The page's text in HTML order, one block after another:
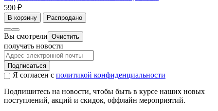
590 ₽
В корзину Распродано
Вы смотрели Очистить
получать новости
Подписаться
Я согласен с политикой конфиденциальности
Подпишитесь на новости, чтобы быть в курсе наших новых
поступлений, акций и скидок, оффлайн мероприятий.